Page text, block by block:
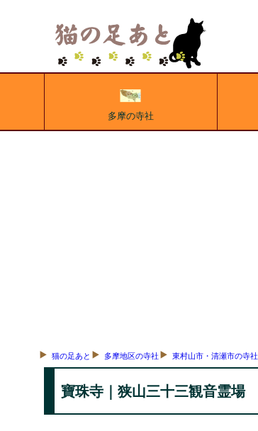
多摩の寺社
猫の足あと 多摩地区の寺社 東村山市・清瀬市の寺社
寶珠寺｜狭山三十三観音霊場